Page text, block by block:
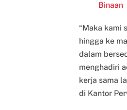
Binaan
“Maka kami
hingga ke
dalam
menghadiri
kerja sama
di Kantor